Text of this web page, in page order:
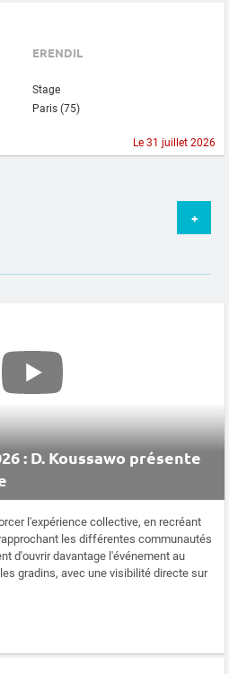
ERENDIL
Stage
Paris (75)
Le 31 juillet 2026
+
: D. Koussawo présente
l'expérience collective, en recréant
les différentes communautés
d'ouvrir davantage l'événement au
gradins, avec une visibilité directe sur